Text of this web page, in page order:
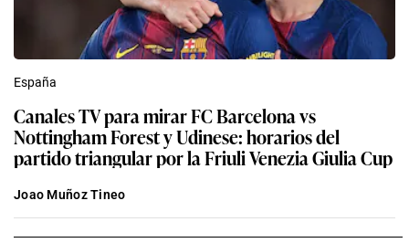
España
Canales TV para mirar FC Barcelona vs
Nottingham Forest y Udinese: horarios del
partido triangular por la Friuli Venezia Giulia Cup
Joao Muñoz Tineo